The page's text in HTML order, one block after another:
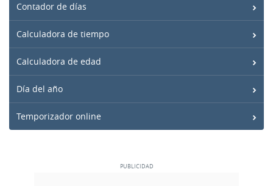
Contador de días
Calculadora de tiempo
Calculadora de edad
Día del año
Temporizador online